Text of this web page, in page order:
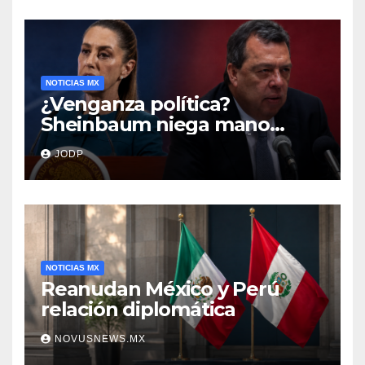
NOTICIAS MX
¿Venganza política?
Sheinbaum niega mano
negra en captura de Ángel
Aguirre
JODP
NOTICIAS MX
Reanudan México y Perú
relación diplomática
NOVUSNEWS.MX